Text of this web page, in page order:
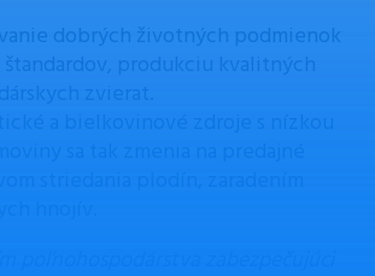
dobrých životných podmienok
produkciu kvalitných